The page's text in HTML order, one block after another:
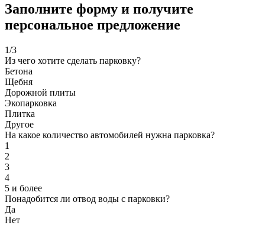
Заполните форму и получите
персональное предложение
1/3
Из чего хотите сделать парковку?
Бетона
Щебня
Дорожной плиты
Экопарковка
Плитка
Другое
На какое количество автомобилей нужна парковка?
1
2
3
4
5 и более
Понадобится ли отвод воды с парковки?
Да
Нет